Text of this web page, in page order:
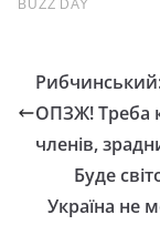
ОПЗЖ! Треба
членів,
Буде
Україна не